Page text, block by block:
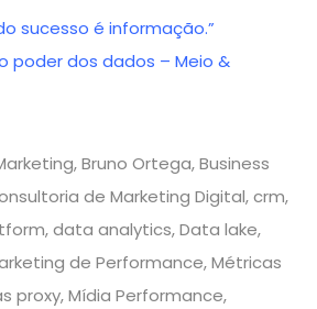
sucesso é informação.”
poder dos dados – Meio &
,Bruno Ortega,Business
de Marketing Digital,crm,
,data analytics,Data lake,
de Performance,Métricas
proxy,Mídia Performance,